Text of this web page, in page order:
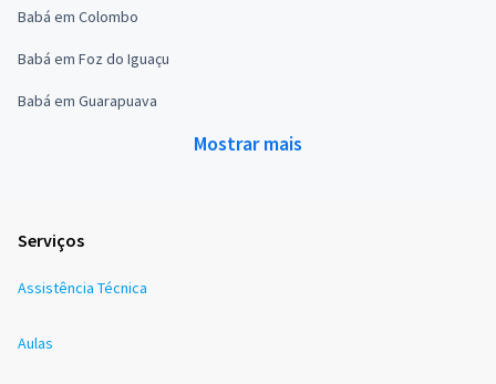
Babá em Colombo
Babá em Foz do Iguaçu
Babá em Guarapuava
Mostrar mais
Serviços
Assistência Técnica
Aulas